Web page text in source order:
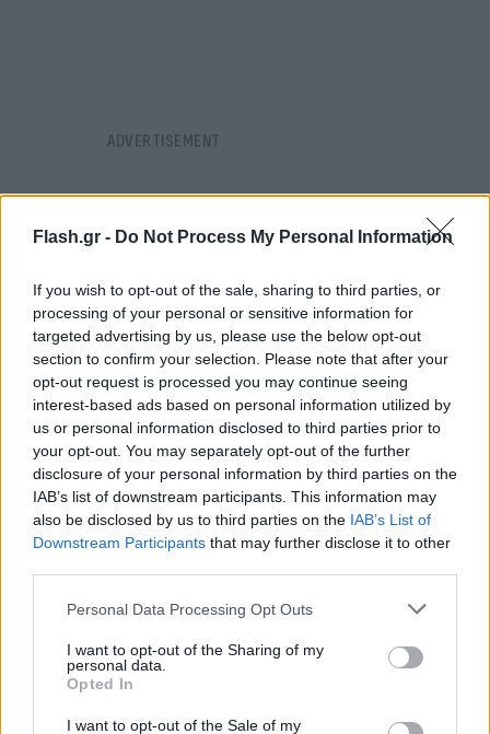
Flash.gr - Do Not Process My Personal Information
If you wish to opt-out of the sale, sharing to third parties, or
processing of your personal or sensitive information for
targeted advertising by us, please use the below opt-out
section to confirm your selection. Please note that after your
opt-out request is processed you may continue seeing
interest-based ads based on personal information utilized by
us or personal information disclosed to third parties prior to
your opt-out. You may separately opt-out of the further
disclosure of your personal information by third parties on the
IAB’s list of downstream participants. This information may
also be disclosed by us to third parties on the IAB’s List of
Downstream Participants that may further disclose it to other
Please note that this website/app uses one or more Google
not limited to your visit or usage behaviour. You may click to
grant or deny consent to Google and its third-party tags to
use your data for below specified purposes in below Google
consent section.
Personal Data Processing Opt Outs
I want to opt-out of the Sharing of my
personal data.
Opted In
I want to opt-out of the Sale of my
FLASH FOCUS